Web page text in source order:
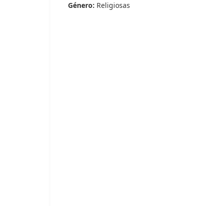
Género: Religiosas